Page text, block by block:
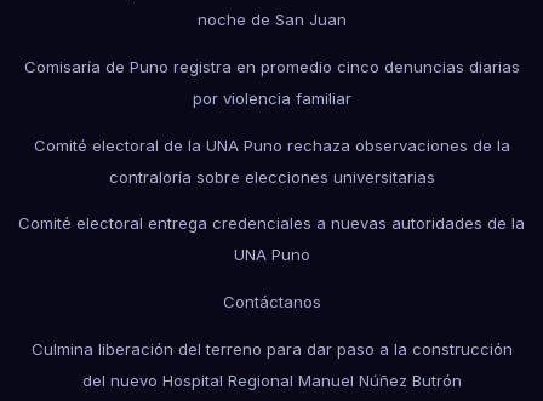
noche de San Juan
Comisaría de Puno registra en promedio cinco denuncias diarias
por violencia familiar
Comité electoral de la UNA Puno rechaza observaciones de la
contraloría sobre elecciones universitarias
Comité electoral entrega credenciales a nuevas autoridades de la
UNA Puno
Contáctanos
Culmina liberación del terreno para dar paso a la construcción
del nuevo Hospital Regional Manuel Núñez Butrón